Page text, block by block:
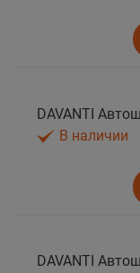
В наличии